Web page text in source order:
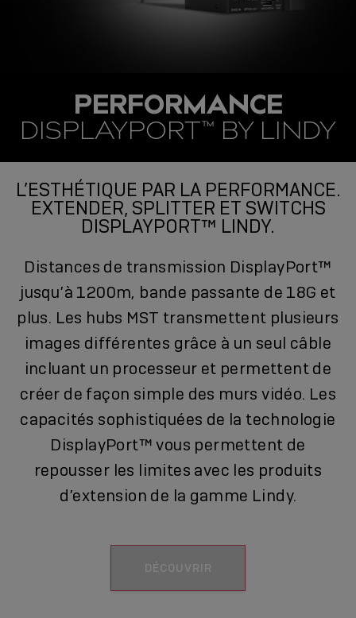
PERFORMANCE
DISPLAYPORT™ BY LINDY
L’ESTHÉTIQUE PAR LA PERFORMANCE.
EXTENDER, SPLITTER ET SWITCHS
DISPLAYPORT™ LINDY.
Distances de transmission DisplayPort™
jusqu’à 1200m, bande passante de 18G et
plus. Les hubs MST transmettent plusieurs
images différentes grâce à un seul câble
incluant un processeur et permettent de
créer de façon simple des murs vidéo. Les
capacités sophistiquées de la technologie
DisplayPort™ vous permettent de
repousser les limites avec les produits
d’extension de la gamme Lindy.
DÉCOUVRIR